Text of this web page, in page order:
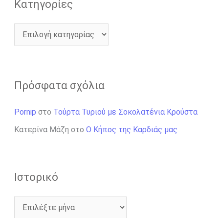
Kατηγορίες
Πρόσφατα σχόλια
Pornip στο Τούρτα Τυριού με Σοκολατένια Κρούστα
Κατερίνα Μάζη στο Ο Κήπος της Καρδιάς μας
Ιστορικό